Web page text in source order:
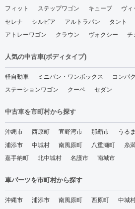
フィット
ステップワゴン キューブ ヴィ
セレナ
シルビア アルトラパン タント
アトレーワゴン
クラウン ヴォクシー チ
人気の中古車(ボディタイプ)
軽自動車 ミニバン・ワンボックス コンパ
ステーションワゴン
クーペ セダン
中古車を市町村から探す
沖縄市 西原町 宜野湾市 那覇市 うる
浦添市
中城村 南風原町 八重瀬町 糸
嘉手納町
北中城村 名護市 南城市
車パーツを市町村から探す
沖縄市 浦添市 南風原町 西原町 中城